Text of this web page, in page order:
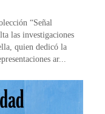
“Señal
las investigaciones
quien dedicó la
ar...